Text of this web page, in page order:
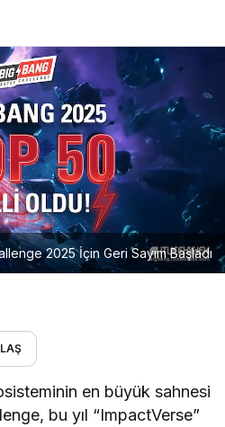
2025 İçin Geri Sayım Başladı
en büyük sahnesi
bu yıl “ImpactVerse”